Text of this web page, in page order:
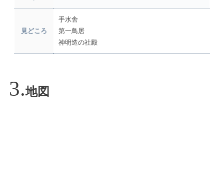
見どころ
手水舎
第一鳥居
神明造の社殿
地図